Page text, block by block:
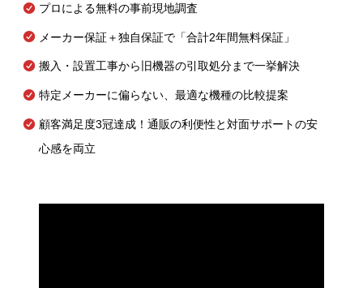
プロによる無料の事前現地調査
メーカー保証＋独自保証で「合計2年間無料保証」
搬入・設置工事から旧機器の引取処分まで一挙解決
特定メーカーに偏らない、最適な機種の比較提案
顧客満足度3冠達成！通販の利便性と対面サポートの安
心感を両立